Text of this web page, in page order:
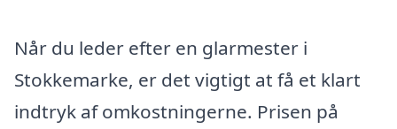
Når du leder efter en glarmester i
Stokkemarke, er det vigtigt at få et klart
indtryk af omkostningerne. Prisen på